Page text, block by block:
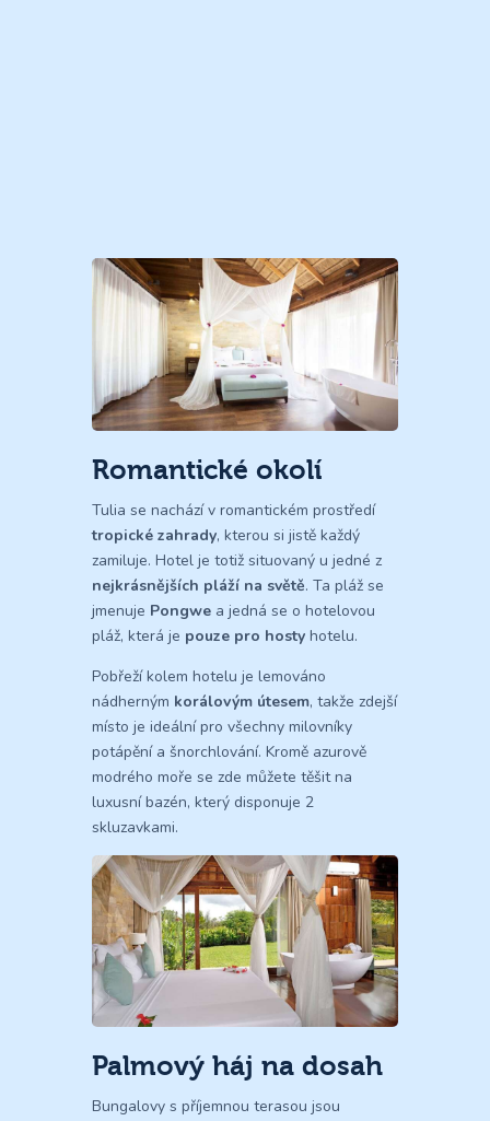
Romantické okolí
Tulia se nachází v romantickém prostředí
tropické zahrady, kterou si jistě každý
zamiluje. Hotel je totiž situovaný u jedné z
nejkrásnějších pláží na světě. Ta pláž se
jmenuje Pongwe a jedná se o hotelovou
pláž, která je pouze pro hosty hotelu.
Pobřeží kolem hotelu je lemováno
nádherným korálovým útesem, takže zdejší
místo je ideální pro všechny milovníky
potápění a šnorchlování. Kromě azurově
modrého moře se zde můžete těšit na
luxusní bazén, který disponuje 2
skluzavkami.
Palmový háj na dosah
Bungalovy s příjemnou terasou jsou